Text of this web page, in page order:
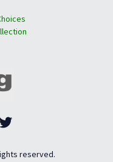
reserved.